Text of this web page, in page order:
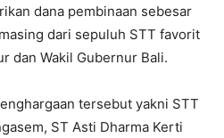
dana pembinaan sebesar
dari sepuluh STT favorit
dan Wakil Gubernur Bali.
tersebut yakni STT
ST Asti Dharma Kerti